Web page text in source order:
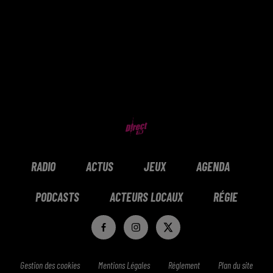
RADIO ACTUS JEUX AGENDA
PODCASTS ACTEURS LOCAUX RÉGIE
Gestion des cookies Mentions Légales Réglement Plan du site